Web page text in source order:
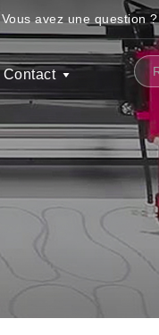
Vous avez une question ?
Contact